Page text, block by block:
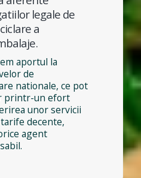
legale de
a
aportul la
de
nationale, ce pot
printr-un efort
unor servicii
decente,
agent